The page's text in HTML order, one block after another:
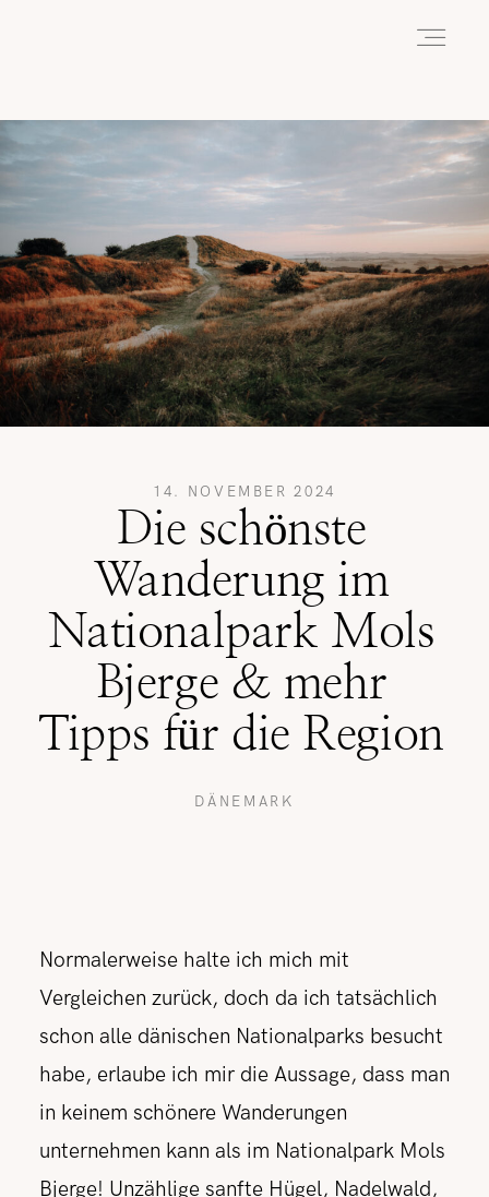
14. NOVEMBER 2024
Die schönste
Wanderung im
Nationalpark Mols
Bjerge & mehr
Tipps für die Region
DÄNEMARK
Normalerweise halte ich mich mit
Vergleichen zurück, doch da ich tatsächlich
schon alle dänischen Nationalparks besucht
habe, erlaube ich mir die Aussage, dass man
in keinem schönere Wanderungen
unternehmen kann als im Nationalpark Mols
Bjerge! Unzählige sanfte Hügel, Nadelwald,
ABOUT
REISEN
WANDERN
REISETIPPS
SHOP
KONTAKT